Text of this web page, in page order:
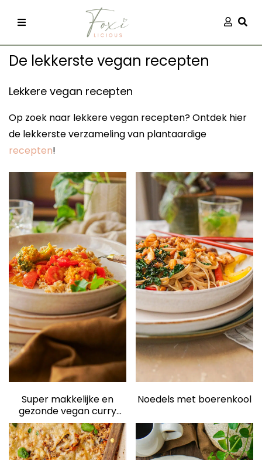
kleding
De lekkerste vegan recepten
Lekkere vegan recepten
Op zoek naar lekkere vegan recepten? Ontdek hier
de lekkerste verzameling van plantaardige
recepten!
Super makkelijke en
gezonde vegan curry
zonder pakjes en zakjes
Noedels met boerenkool